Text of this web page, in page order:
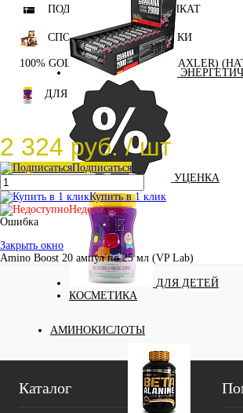
УЦЕНКА
ДЛЯ ДЕТЕЙ
КОСМЕТИКА
АМИНОКИСЛОТЫ
ПОДАРОЧНЫЙ СЕРТИФИКАТ
СПОРТИВНЫЕ БАТОНЧИКИ
100% GOLDEN BCAA 210 ГР (MAXLER)
ДЛЯ ДЕТЕЙ
2 324 руб. / шт
Подписаться
Купить в 1 клик
Недоступно
Ошибка
Закрыть окно
Amino Boost 20 ампул по 25 мл (VP Lab)
Каталог